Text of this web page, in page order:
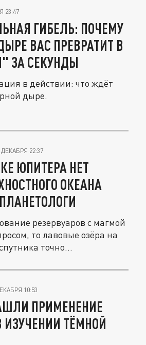
23:47
ГИБЕЛЬ: ПОЧЕМУ
ВАС ПРЕВРАТИТ В
ЗА СЕКУНДЫ
в действии: что ждёт
дыре.
ДЕКАБРЯ 22:37
ЮПИТЕРА НЕТ
ОКЕАНА
резервуаров с магмой
то лавовые озёра на
точно...
10:53
ПРИМЕНЕНИЕ
ИЗУЧЕНИИ ТЁМНОЙ